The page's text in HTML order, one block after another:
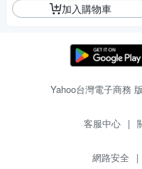
加入購物車
Yahoo台灣電子商務
客服中心 |
網路安全 |